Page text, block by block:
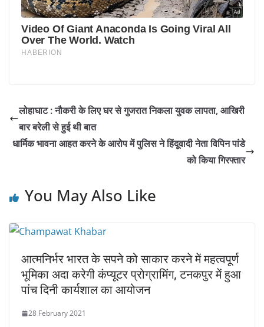
लोहाघाट : नौकरी के लिए घर से गुजरात निकला युवक लापता, आखिरी
बार बरेली से हुई थी बात
धार्मिक भावना आहत करने के आरोप में पुलिस ने हिंदूवादी नेता विपिन पांडे
को किया गिरफ्तार
You May Also Like
आत्मनिर्भर भारत के सपने को साकार करने में महत्वपूर्ण
भूमिका अदा करेगी कंप्यूटर प्रोग्रामिंग, टनकपुर में हुआ
पांच दिनी कार्यशाल का आयोजन
28 February 2021